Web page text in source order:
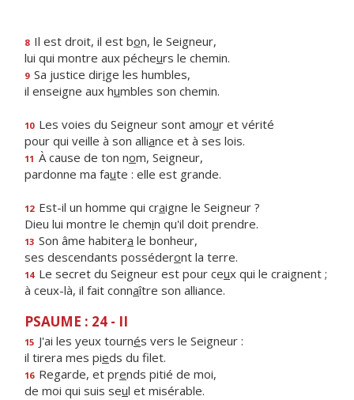
8 Il est droit, il est bon, le Seigneur,
lui qui montre aux pécheurs le chemin.
9 Sa justice dirige les humbles,
il enseigne aux humbles son chemin.
10 Les voies du Seigneur sont amour et vérité
pour qui veille à son alliance et à ses lois.
11 À cause de ton nom, Seigneur,
pardonne ma faute : elle est grande.
12 Est-il un homme qui craigne le Seigneur ?
Dieu lui montre le chemin qu'il doit prendre.
13 Son âme habitera le bonheur,
ses descendants posséderont la terre.
14 Le secret du Seigneur est pour ceux qui le craignent ;
à ceux-là, il fait connaître son alliance.
PSAUME : 24 - II
15 J'ai les yeux tournés vers le Seigneur :
il tirera mes pieds du filet.
16 Regarde, et prends pitié de moi,
de moi qui suis seul et misérable.